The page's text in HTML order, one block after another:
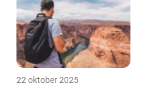
22 oktober 2025